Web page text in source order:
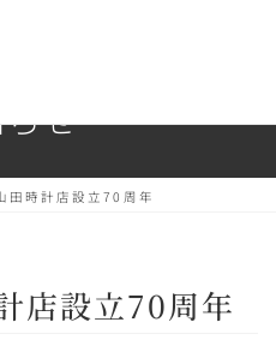
せ
田時計店設立70周年
店設立70周年